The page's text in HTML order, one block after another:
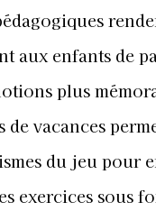
aux enfants de
plus
vacances
du jeu pour
exercices sous